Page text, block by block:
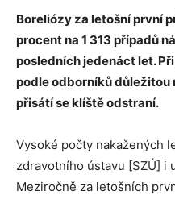
Boreliózy za letošní první
procent na 1 313 případů
posledních jedenáct let.
podle odborníků důležitou
přisátí se klíště odstraní.
Vysoké počty nakažených
zdravotního ústavu [SZÚ] i
Meziročně za letošních